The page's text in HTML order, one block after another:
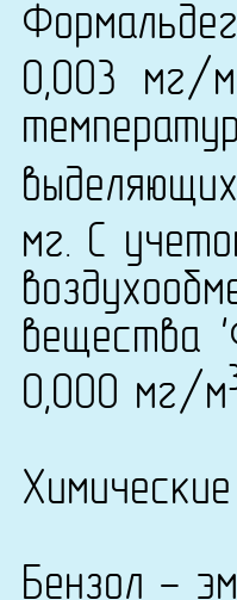
0,003 мг/м
мг. С
вещества
0,000 мг/м
Бензол -